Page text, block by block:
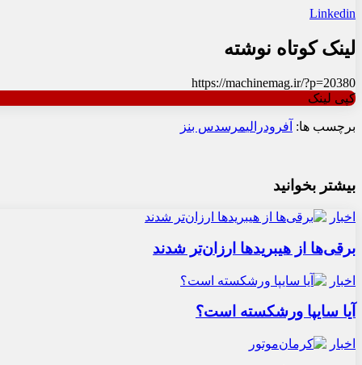
Linkedin
لینک کوتاه نوشته
https://machinemag.ir/?p=20380
کپی لینک
برچسب ها: آفرودرالیمرسدس بنز
بیشتر بخوانید
اخبار
برقی‌ها از هیبریدها ارزان‌تر شدند
اخبار
آیا سایپا ورشکسته است؟
اخبار